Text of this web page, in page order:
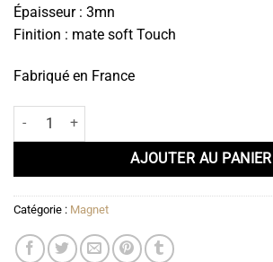
Épaisseur : 3mn
Finition : mate soft Touch
Fabriqué en France
quantité de Magnet Sardine
AJOUTER AU PANIER
Catégorie : Magnet